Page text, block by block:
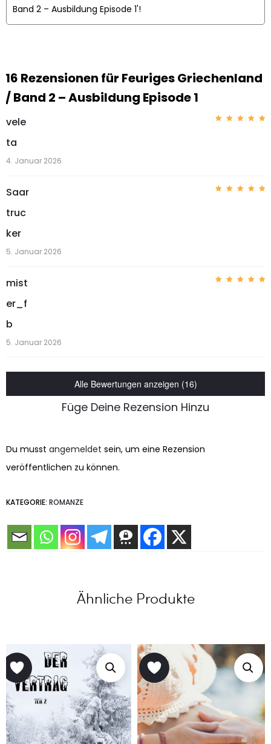
Band 2 – Ausbildung Episode 1'!
16 Rezensionen für Feuriges Griechenland
/ Band 2 – Ausbildung Episode 1
vele
ta
4. Januar 2026
Saar
truc
ker
5. Januar 2026
mist
er_f
b
5. Januar 2026
Alle Bewertungen anzeigen (16)
Füge Deine Rezension Hinzu
Du musst angemeldet sein, um eine Rezension
veröffentlichen zu können.
KATEGORIE: ROMANZE
Ähnliche Produkte